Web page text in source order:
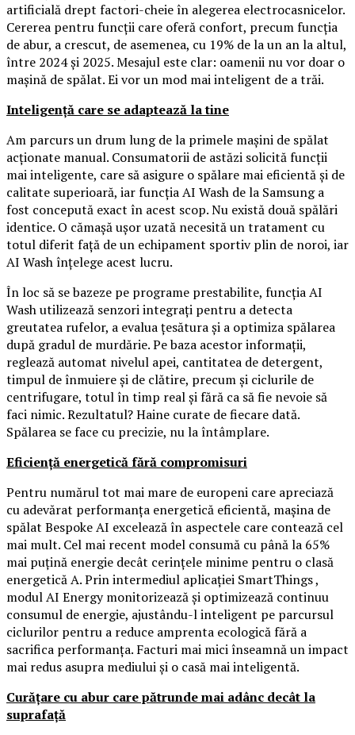
artificială drept factori-cheie în alegerea electrocasnicelor.
Cererea pentru funcții care oferă confort, precum funcția
de abur, a crescut, de asemenea, cu 19% de la un an la altul,
între 2024 și 2025. Mesajul este clar: oamenii nu vor doar o
mașină de spălat. Ei vor un mod mai inteligent de a trăi.
Inteligență care se adaptează la tine
Am parcurs un drum lung de la primele mașini de spălat
acționate manual. Consumatorii de astăzi solicită funcții
mai inteligente, care să asigure o spălare mai eficientă și de
calitate superioară, iar funcția AI Wash de la Samsung a
fost concepută exact în acest scop. Nu există două spălări
identice. O cămașă ușor uzată necesită un tratament cu
totul diferit față de un echipament sportiv plin de noroi, iar
AI Wash înțelege acest lucru.
În loc să se bazeze pe programe prestabilite, funcția AI
Wash utilizează senzori integrați pentru a detecta
greutatea rufelor, a evalua țesătura și a optimiza spălarea
după gradul de murdărie. Pe baza acestor informații,
reglează automat nivelul apei, cantitatea de detergent,
timpul de înmuiere și de clătire, precum și ciclurile de
centrifugare, totul în timp real și fără ca să fie nevoie să
faci nimic. Rezultatul? Haine curate de fiecare dată.
Spălarea se face cu precizie, nu la întâmplare.
Eficiență energetică fără compromisuri
Pentru numărul tot mai mare de europeni care apreciază
cu adevărat performanța energetică eficientă, mașina de
spălat Bespoke AI excelează în aspectele care contează cel
mai mult. Cel mai recent model consumă cu până la 65%
mai puțină energie decât cerințele minime pentru o clasă
energetică A. Prin intermediul aplicației SmartThings ,
modul AI Energy monitorizează și optimizează continuu
consumul de energie, ajustându-l inteligent pe parcursul
ciclurilor pentru a reduce amprenta ecologică fără a
sacrifica performanța. Facturi mai mici înseamnă un impact
mai redus asupra mediului și o casă mai inteligentă.
Curățare cu abur care pătrunde mai adânc decât la
suprafață